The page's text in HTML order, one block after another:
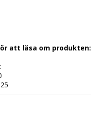
att läsa om produkten: